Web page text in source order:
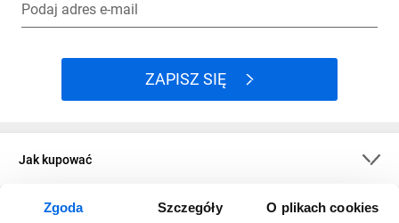
Zgoda Szczegóły O plikach cookies
Podaj adres e-mail
ZAPISZ SIĘ
Jak kupować
O firmie